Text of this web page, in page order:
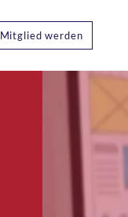
Mitglied werden